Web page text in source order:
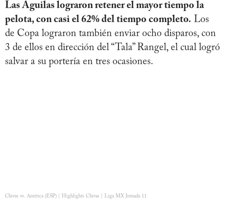
Las Águilas lograron retener el mayor tiempo la
pelota, con casi el 62% del tiempo completo. Los
de Copa lograron también enviar ocho disparos, con
3 de ellos en dirección del “Tala” Rangel, el cual logró
salvar a su portería en tres ocasiones.
Chivas vs. América (ESP) | Highlights Chivas | Liga MX Jornada 11